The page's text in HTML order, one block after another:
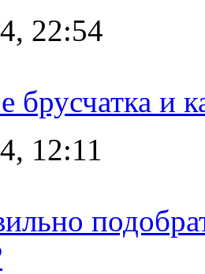
22:54
брусчатка и
12:11